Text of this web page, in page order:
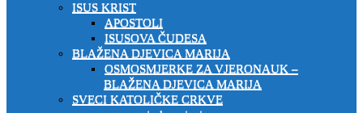
ISUS KRIST
APOSTOLI
ISUSOVA ČUDESA
BLAŽENA DJEVICA MARIJA
OSMOSMJERKE ZA VJERONAUK –
BLAŽENA DJEVICA MARIJA
SVECI KATOLIČKE CRKVE